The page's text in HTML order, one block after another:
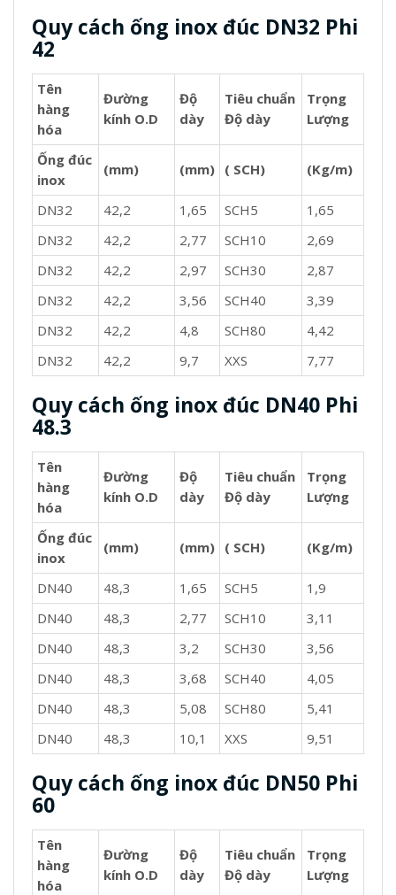
Quy cách ống inox đúc DN32 Phi
42
Tên
hàng
hóa
Đường
kính O.D
Độ
dày
Tiêu chuẩn
Độ dày
Trọng
Lượng
Ống đúc
inox
(mm) (mm) ( SCH) (Kg/m)
DN32 42,2 1,65 SCH5
1,65
DN32
42,2 2,77 SCH10
2,69
DN32
42,2 2,97 SCH30
2,87
DN32
42,2 3,56 SCH40
3,39
DN32
42,2 4,8 SCH80
4,42
DN32
42,2 9,7 XXS 7,77
Quy cách ống inox đúc DN40 Phi
48.3
Tên
hàng
hóa
Đường
kính O.D
Độ
dày
Tiêu chuẩn
Độ dày
Trọng
Lượng
Ống đúc
inox
(mm) (mm) ( SCH) (Kg/m)
DN40 48,3 1,65 SCH5
1,9
DN40
48,3 2,77 SCH10
3,11
DN40
48,3 3,2 SCH30
3,56
DN40
48,3 3,68 SCH40
4,05
DN40
48,3 5,08 SCH80
5,41
DN40
48,3 10,1 XXS 9,51
Quy cách ống inox đúc DN50 Phi
60
Tên
hàng
hóa
Đường
kính O.D
Độ
dày
Tiêu chuẩn
Độ dày
Trọng
Lượng